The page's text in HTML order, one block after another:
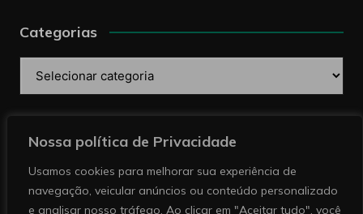
Nossa política de Privacidade
Usamos cookies para melhorar sua experiência de
navegação, veicular anúncios ou conteúdo personalizado
e analisar nosso tráfego. Ao clicar em "Aceitar tudo", você
Categorias